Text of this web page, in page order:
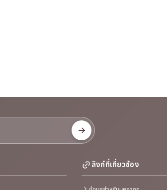
ลิงก์ที่เกี่ยวข้อง